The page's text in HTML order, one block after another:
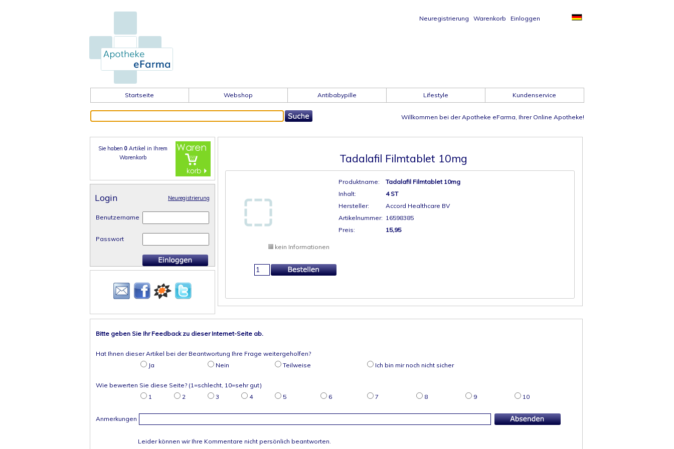
Neuregistrierung Warenkorb Einloggen
Startseite Webshop Antibabypille Lifestyle Kundenservice
Willkommen bei der Apotheke eFarma, Ihrer Online Apotheke!
Sie haben 0 Artikel in Ihrem
Warenkorb
Login Neuregistrierung
Benutzername
Passwort
Tadalafil Filmtablet 10mg
kein Informationen
Produktname:
Tadalafil Filmtablet 10mg
Inhalt:
4 ST
Hersteller:
Accord Healthcare BV
Artikelnummer: 16598385
Preis:
15,95
Bitte geben Sie Ihr Feedback zu dieser Internet-Seite ab.
Hat Ihnen dieser Artikel bei der Beantwortung Ihre Frage weitergeholfen?
Ja
Nein Teilweise Ich bin mir noch nicht sicher
Wie bewerten Sie diese Seite? (1=schlecht, 10=sehr gut)
1
2 3 4 5 6 7 8 9 10
Anmerkungen
Leider können wir Ihre Kommentare nicht persönlich beantworten.